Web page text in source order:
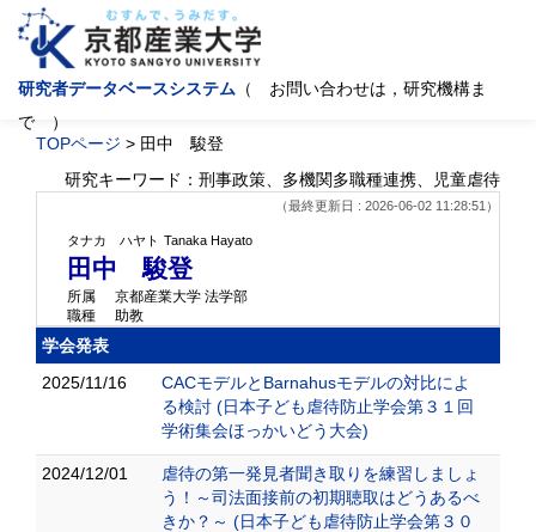
研究者データベースシステム （ お問い合わせは，研究機構ま
で ）
TOPページ > 田中 駿登
研究キーワード：刑事政策、多機関多職種連携、児童虐待
（最終更新日 : 2026-06-02 11:28:51）
タナカ ハヤト Tanaka Hayato
田中 駿登
所属
京都産業大学 法学部
職種
助教
学会発表
2025/11/16
CACモデルとBarnahusモデルの対比によ
る検討 (日本子ども虐待防止学会第３１回
学術集会ほっかいどう大会)
2024/12/01
虐待の第一発見者聞き取りを練習しましょ
う！～司法面接前の初期聴取はどうあるべ
きか？～ (日本子ども虐待防止学会第３０